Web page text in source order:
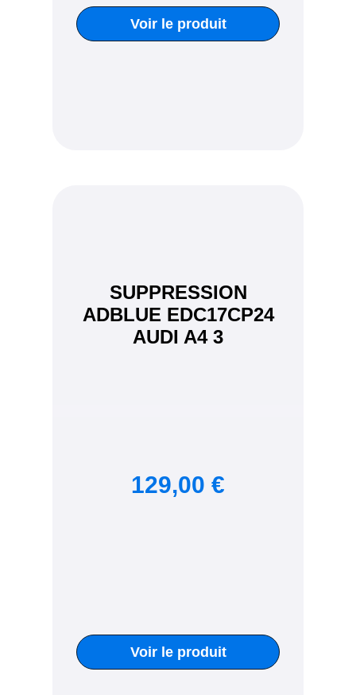
Voir le produit
SUPPRESSION
ADBLUE EDC17CP24
AUDI A4 3
129,00 €
Voir le produit